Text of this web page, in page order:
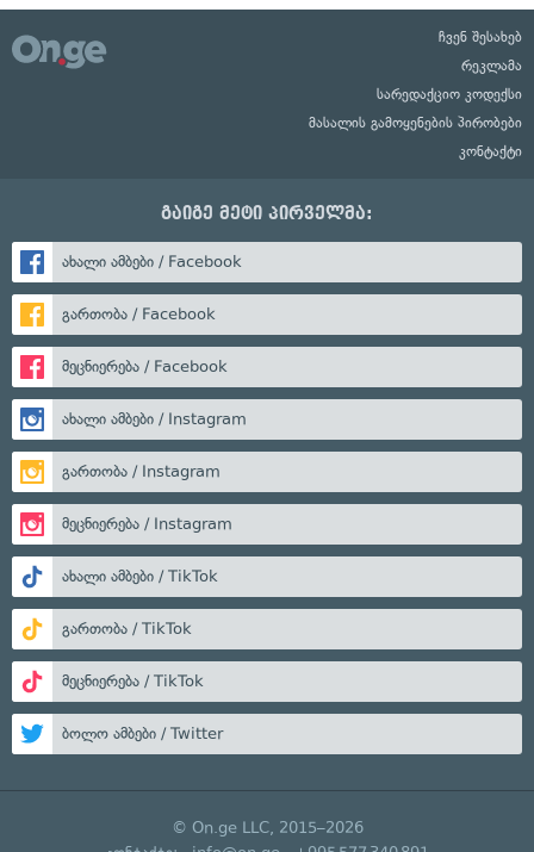
ჩვენ შესახებ
რეკლამა
სარედაქციო კოდექსი
მასალის გამოყენების პირობები
კონტაქტი
გაიგე მეტი პირველმა:
ახალი ამბები / Facebook
გართობა / Facebook
მეცნიერება / Facebook
ახალი ამბები / Instagram
გართობა / Instagram
მეცნიერება / Instagram
ახალი ამბები / TikTok
გართობა / TikTok
მეცნიერება / TikTok
ბოლო ამბები / Twitter
© On.ge LLC, 2015–2026